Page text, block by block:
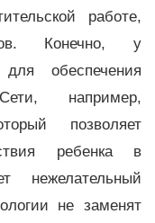
работе,
Конечно, у
обеспечения
например,
позволяет
ребенка в
нежелательный
не заменят